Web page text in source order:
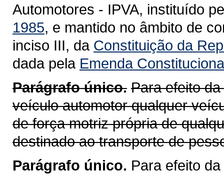
Automotores - IPVA, instituído
1985, e mantido no âmbito de
inciso III, da Constituição da
dada pela Emenda
Parágrafo único. Para efeito
veículo automotor qualquer
de força motriz própria de
destinado ao transporte de
Parágrafo único. Para efeito